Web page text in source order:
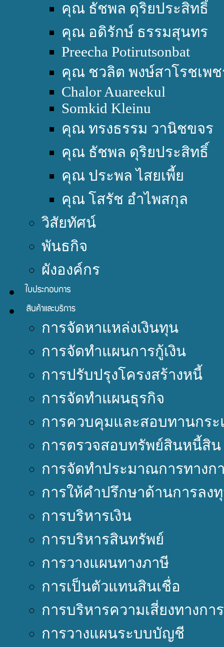
คุณ ธัชพล ดุริยประสิทธิ์
คุณ อดิรักษ์ ธรรมสุนทร
Preecha Potirutsonbat
คุณ ชวลิต พงษ์สาโรชเพ
Chalor Auareekul
Somkid Kleinu
คุณ ทรงธรรม วานิชขจร
คุณ ธัชพล ดุริยประสิทธิ์
คุณ ประพล ไสยเพี้ย
คุณ โสรัช อำไพสกุล
วิสัยทัศน์
พันธกิจ
ผังองค์กร
การจัดหาแหล่งเงินทุน
การจัดทำแผนการกู้เงิน
การปรับปรุงโครงสร้างหนี้
การจัดทำแผนธุรกิจ
การควบคุมและสอบทานกระ
การตรวจสอบทรัพย์สินหนี้สิน
การจัดทำประมาณการทางก
การให้คำปรึกษาด้านการลง
การบริหารเงิน
การบริหารสินทรัพย์
การวางแผนทางภาษี
การเป็นตัวแทนสินเชื่อ
การบริหารความเสี่ยงทางกา
การวางแผนระบบบัญชี